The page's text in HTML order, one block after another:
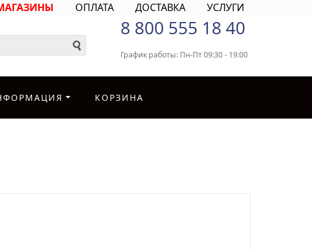
ОПЛАТА ДОСТАВКА УСЛУГИ
8 800 555 18 40
График работы: Пн-Пт 09:30 - 19:00
КОРЗИНА